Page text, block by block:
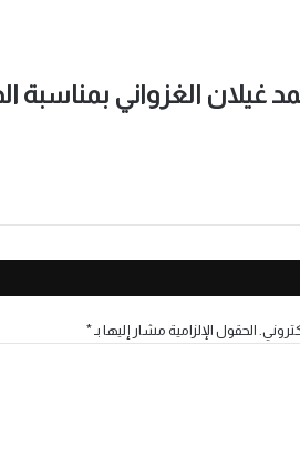
الحقول الإلزامية مشار إليها بـ*